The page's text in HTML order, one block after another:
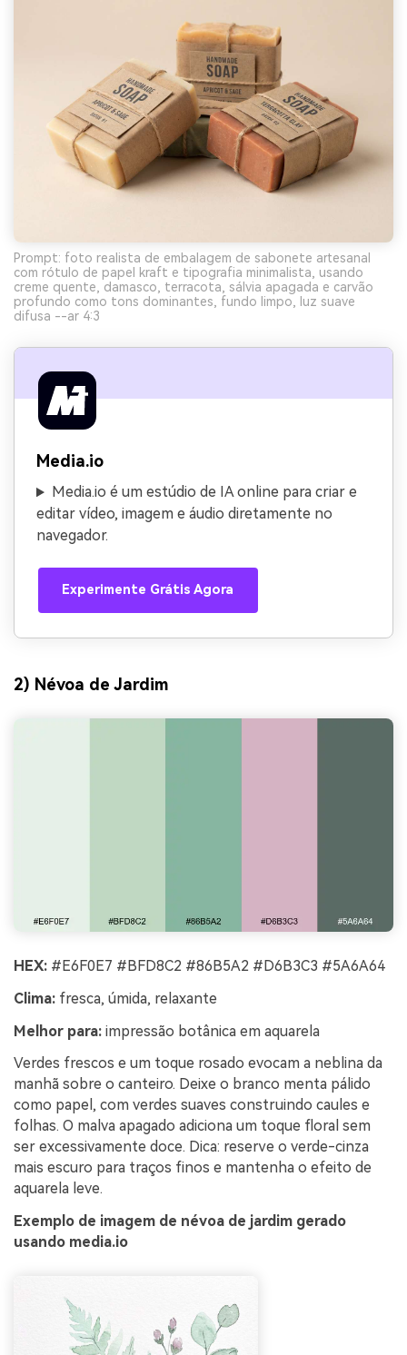
Prompt: foto realista de embalagem de sabonete artesanal
com rótulo de papel kraft e tipografia minimalista, usando
creme quente, damasco, terracota, sálvia apagada e carvão
profundo como tons dominantes, fundo limpo, luz suave
difusa --ar 4:3
Media.io
Media.io é um estúdio de IA online para criar e
editar vídeo, imagem e áudio diretamente no
navegador.
Experimente Grátis Agora
2) Névoa de Jardim
HEX: #E6F0E7 #BFD8C2 #86B5A2 #D6B3C3 #5A6A64
Clima: fresca, úmida, relaxante
Melhor para: impressão botânica em aquarela
Verdes frescos e um toque rosado evocam a neblina da
manhã sobre o canteiro. Deixe o branco menta pálido
como papel, com verdes suaves construindo caules e
folhas. O malva apagado adiciona um toque floral sem
ser excessivamente doce. Dica: reserve o verde-cinza
mais escuro para traços finos e mantenha o efeito de
aquarela leve.
Exemplo de imagem de névoa de jardim gerado
usando media.io